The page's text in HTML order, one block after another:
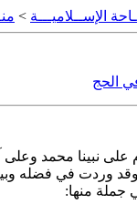
الإســلاميـــة >
الحج
على نبينا محمد
وقد وردت في فضله
جملة منها:‏